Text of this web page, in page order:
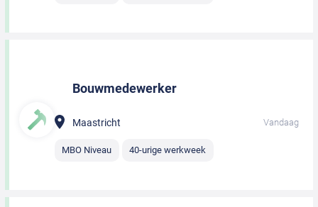
Bouwmedewerker
Maastricht Vandaag
MBO Niveau 40-urige werkweek